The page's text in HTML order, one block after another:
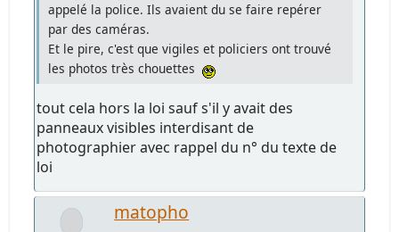
appelé la police. Ils avaient du se faire repérer
par des caméras.
Et le pire, c'est que vigiles et policiers ont trouvé
les photos très chouettes
tout cela hors la loi sauf s'il y avait des
panneaux visibles interdisant de
photographier avec rappel du n° du texte de
loi
matopho